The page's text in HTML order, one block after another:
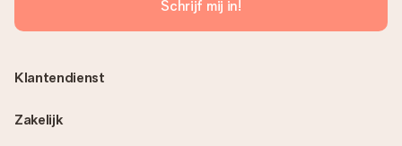
Schrijf mij in!
Klantendienst
Zakelijk